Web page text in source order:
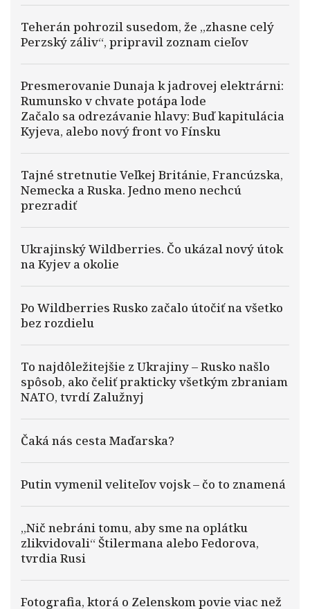
Teherán pohrozil susedom, že „zhasne celý
Perzský záliv“, pripravil zoznam cieľov
Presmerovanie Dunaja k jadrovej elektrárni:
Rumunsko v chvate potápa lode
Začalo sa odrezávanie hlavy: Buď kapitulácia
Kyjeva, alebo nový front vo Fínsku
Tajné stretnutie Veľkej Británie, Francúzska,
Nemecka a Ruska. Jedno meno nechcú
prezradiť
Ukrajinský Wildberries. Čo ukázal nový útok
na Kyjev a okolie
Po Wildberries Rusko začalo útočiť na všetko
bez rozdielu
To najdôležitejšie z Ukrajiny – Rusko našlo
spôsob, ako čeliť prakticky všetkým zbraniam
NATO, tvrdí Zalužnyj
Čaká nás cesta Maďarska?
Putin vymenil veliteľov vojsk – čo to znamená
„Nič nebráni tomu, aby sme na oplátku
zlikvidovali“ Štilermana alebo Fedorova,
tvrdia Rusi
Fotografia, ktorá o Zelenskom povie viac než